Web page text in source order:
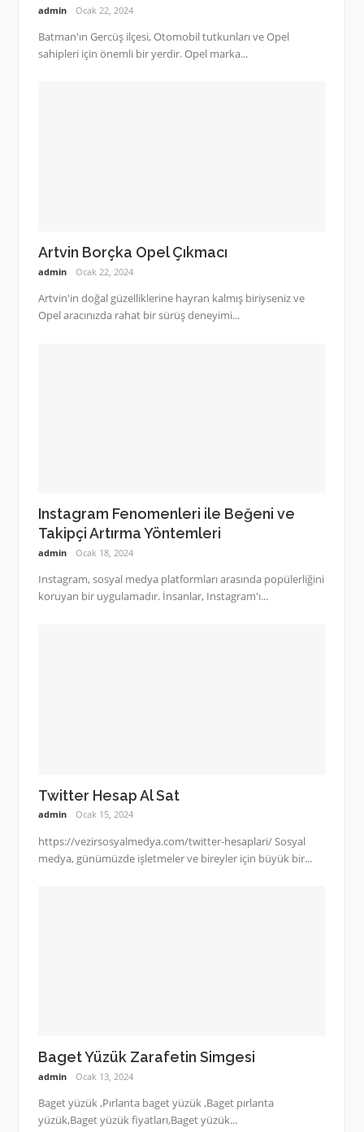
admin Ocak 22, 2024
Batman'ın Gercüş ilçesi, Otomobil tutkunları ve Opel
sahipleri için önemli bir yerdir. Opel marka...
Artvin Borçka Opel Çıkmacı
admin Ocak 22, 2024
Artvin'in doğal güzelliklerine hayran kalmış biriyseniz ve
Opel aracınızda rahat bir sürüş deneyimi...
Instagram Fenomenleri ile Beğeni ve
Takipçi Artırma Yöntemleri
admin Ocak 18, 2024
Instagram, sosyal medya platformları arasında popülerliğini
koruyan bir uygulamadır. İnsanlar, Instagram'ı...
Twitter Hesap Al Sat
admin Ocak 15, 2024
https://vezirsosyalmedya.com/twitter-hesaplari/ Sosyal
medya, günümüzde işletmeler ve bireyler için büyük bir...
Baget Yüzük Zarafetin Simgesi
admin Ocak 13, 2024
Baget yüzük ,Pırlanta baget yüzük ,Baget pırlanta
yüzük,Baget yüzük fiyatları,Baget yüzük...